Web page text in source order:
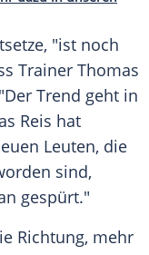
"ist noch
Trainer Thomas
Trend geht in
Reis hat
Leuten, die
sind,
gespürt."
Richtung, mehr